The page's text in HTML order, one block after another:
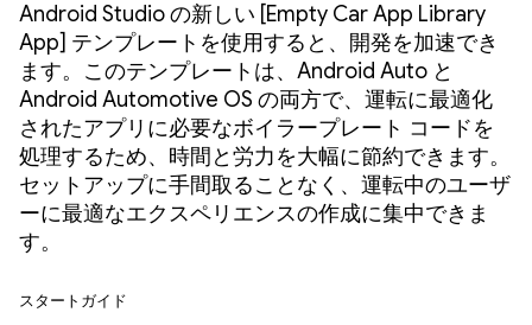
Android Studio の新しい [Empty Car App Library
App] テンプレートを使用すると、開発を加速でき
ます。このテンプレートは、Android Auto と
Android Automotive OS の両方で、運転に最適化
されたアプリに必要なボイラープレート コードを
処理するため、時間と労力を大幅に節約できます。
セットアップに手間取ることなく、運転中のユーザ
ーに最適なエクスペリエンスの作成に集中できま
す。
スタートガイド